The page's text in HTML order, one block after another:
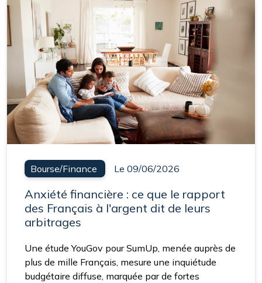
Bourse/Finance Le 09/06/2026
Anxiété financière : ce que le rapport
des Français à l'argent dit de leurs
arbitrages
Une étude YouGov pour SumUp, menée auprès de
plus de mille Français, mesure une inquiétude
budgétaire diffuse, marquée par de fortes